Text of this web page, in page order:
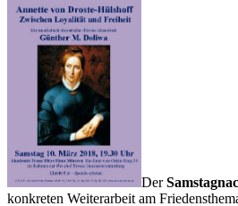
Der
konkreten Weiterarbeit am